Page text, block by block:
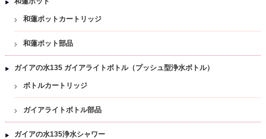
和蓮ポットカートリッジ
和蓮ポット部品
ガイアの水135 ガイアライトボトル（プッシュ型浄水ボトル）
ボトルカートリッジ
ガイアライトボトル部品
ガイアの水135浄水シャワー